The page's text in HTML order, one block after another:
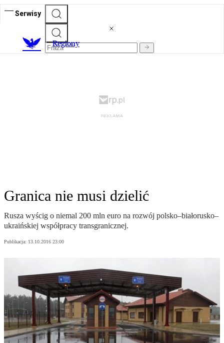
Serwisy
Regiony
Granica nie musi dzielić
Rusza wyścig o niemal 200 mln euro na rozwój polsko–białorusko–
ukraińskiej współpracy transgranicznej.
Publikacja: 13.10.2016 23:00